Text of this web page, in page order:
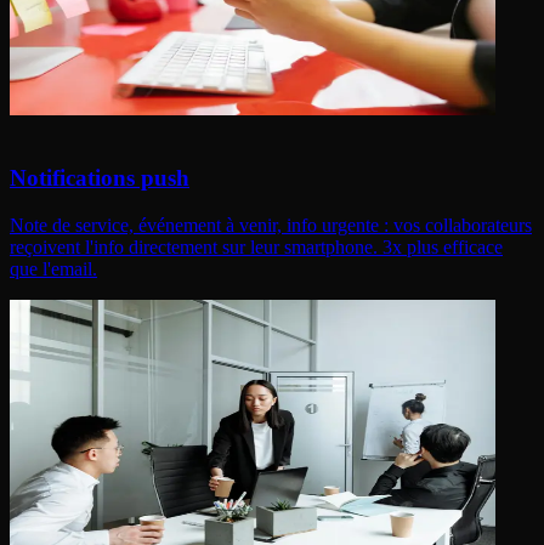
Notifications push
Note de service, événement à venir, info urgente : vos collaborateurs
reçoivent l'info directement sur leur smartphone. 3x plus efficace
que l'email.